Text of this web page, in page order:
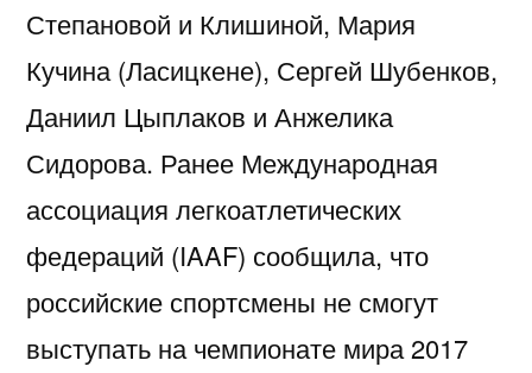
Степановой и Клишиной, Мария
Кучина (Ласицкене), Сергей Шубенков,
Даниил Цыплаков и Анжелика
Сидорова. Ранее Международная
ассоциация легкоатлетических
федераций (IAAF) сообщила, что
российские спортсмены не смогут
выступать на чемпионате мира 2017